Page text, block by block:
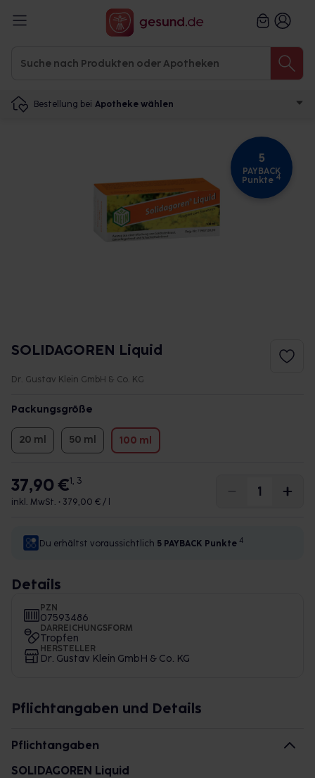
Bestellung bei Apotheke wählen
5
PAYBACK
Punkte 4
SOLIDAGOREN Liquid
Dr. Gustav Klein GmbH & Co. KG
Packungsgröße
20 ml 50 ml 100 ml
37,90 €1, 3
inkl. MwSt. • 379,00 € / l
Du erhältst voraussichtlich 5 PAYBACK Punkte 4
Details
PZN
07593486
DARREICHUNGSFORM
Tropfen
HERSTELLER
Dr. Gustav Klein GmbH & Co. KG
Pflichtangaben und Details
Pflichtangaben
SOLIDAGOREN Liquid